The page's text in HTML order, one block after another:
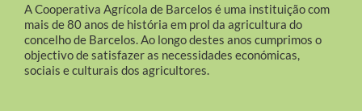
A Cooperativa Agrícola de Barcelos é uma instituição com
mais de 80 anos de história em prol da agricultura do
concelho de Barcelos. Ao longo destes anos cumprimos o
objectivo de satisfazer as necessidades económicas,
sociais e culturais dos agricultores.